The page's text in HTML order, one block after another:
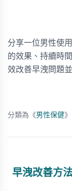
分享一位男性使
的效果、持續時
效改善早洩問題
分類為《男性保健》
早洩改善方